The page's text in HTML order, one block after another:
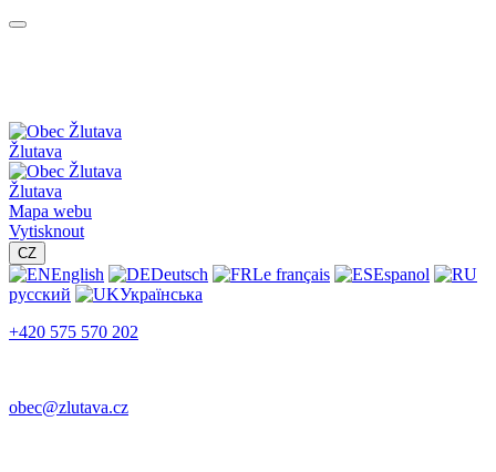
Žlutava
Žlutava
Mapa webu
Vytisknout
CZ
English Deutsch Le français
Espanol
русский
Українська
+420 575 570 202
obec@zlutava.cz